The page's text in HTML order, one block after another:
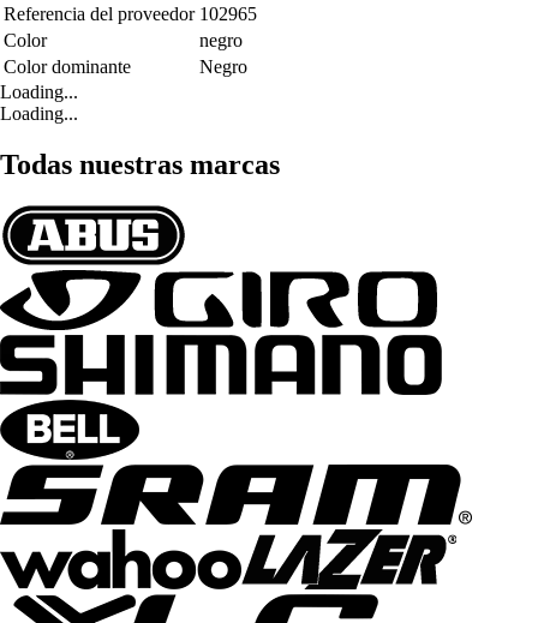
Referencia del proveedor 102965
Color
negro
Color dominante
Negro
Loading...
Loading...
Todas nuestras marcas